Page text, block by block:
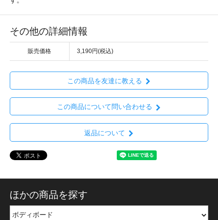
その他の詳細情報
販売価格 3,190円(税込)
この商品を友達に教える
この商品について問い合わせる
返品について
ほかの商品を探す